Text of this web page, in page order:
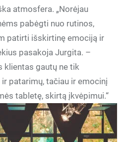
atmosfera. „Norėjau
pabėgti nuo rutinos,
patirti išskirtinę emociją ir
pasakoja Jurgita. –
klientas gautų ne tik
patarimų, tačiau ir emocinį
tabletę, skirtą įkvėpimui.“